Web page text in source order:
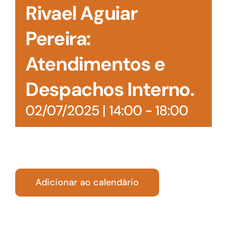
Rivael Aguiar
Pereira:
Atendimentos e
Despachos Interno.
02/07/2025 | 14:00- 18:00
Adicionar ao calendário